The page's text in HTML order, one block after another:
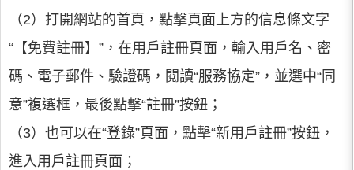
（2）打開網站的首頁，點擊頁面上方的信息條文字
“【免費註冊】”，在用戶註冊頁面，輸入用戶名、密
碼、電子郵件、驗證碼，閱讀“服務協定”，並選中“同
意”複選框，最後點擊“註冊”按鈕；
（3）也可以在“登錄”頁面，點擊“新用戶註冊”按鈕，
進入用戶註冊頁面；